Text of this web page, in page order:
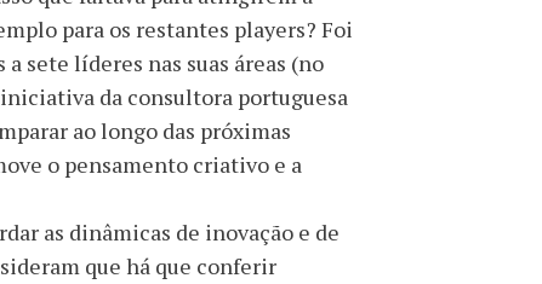
para os restantes players? Foi
sete líderes nas suas áreas (no
da consultora portuguesa
ao longo das próximas
o pensamento criativo e a
as dinâmicas de inovação e de
que há que conferir